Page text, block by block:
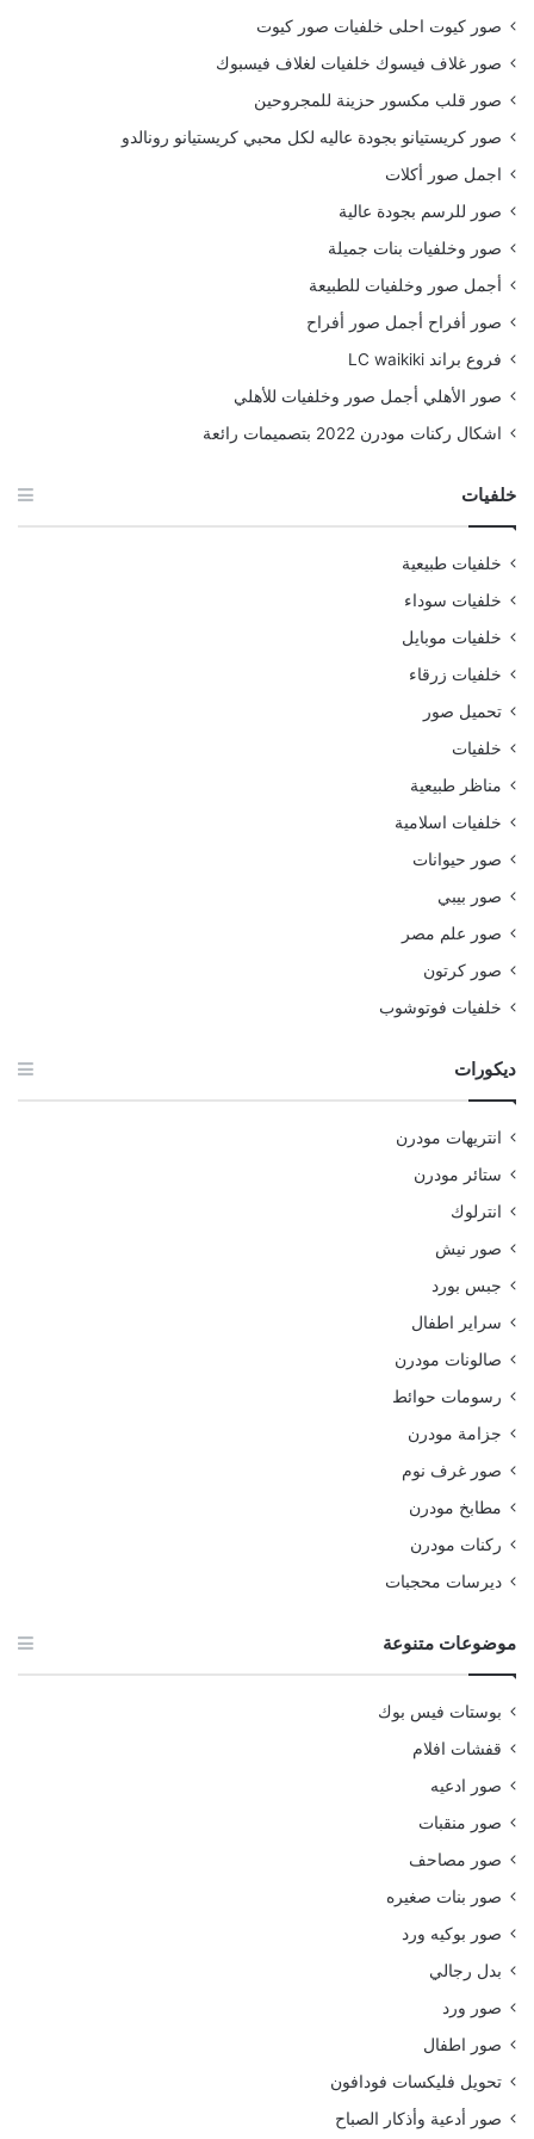
صور كيوت احلى خلفيات صور كيوت
صور غلاف فيسوك خلفيات لغلاف فيسبوك
صور قلب مكسور حزينة للمجروحين
صور كريستيانو بجودة عاليه لكل محبي كريستيانو رونالدو
اجمل صور أكلات
صور للرسم بجودة عالية
صور وخلفيات بنات جميلة
أجمل صور وخلفيات للطبيعة
صور أفراح أجمل صور أفراح
فروع براند LC waikiki
صور الأهلي أجمل صور وخلفيات للأهلي
اشكال ركنات مودرن 2022 بتصميمات رائعة
خلفيات
خلفيات طبيعية
خلفيات سوداء
خلفيات موبايل
خلفيات زرقاء
تحميل صور
خلفيات
مناظر طبيعية
خلفيات اسلامية
صور حيوانات
صور بيبي
صور علم مصر
صور كرتون
خلفيات فوتوشوب
ديكورات
انتريهات مودرن
ستائر مودرن
انترلوك
صور نيش
جبس بورد
سراير اطفال
صالونات مودرن
رسومات حوائط
جزامة مودرن
صور غرف نوم
مطابخ مودرن
ركنات مودرن
ديرسات محجبات
موضوعات متنوعة
بوستات فيس بوك
قفشات افلام
صور ادعيه
صور منقبات
صور مصاحف
صور بنات صغيره
صور بوكيه ورد
بدل رجالي
صور ورد
صور اطفال
تحويل فليكسات فودافون
صور أدعية وأذكار الصباح